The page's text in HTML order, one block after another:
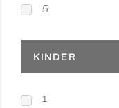
5
KINDER
1